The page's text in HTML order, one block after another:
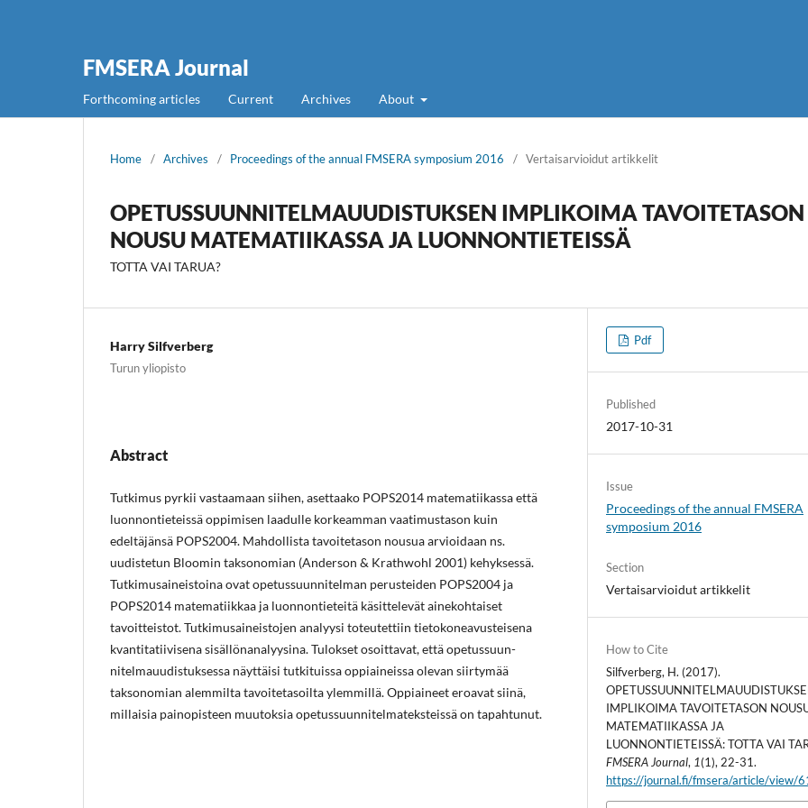
FMSERA Journal
Forthcoming articles Current Archives About
Home / Archives / Proceedings of the annual FMSERA symposium 2016 / Vertaisarvioidut artikkelit
OPETUSSUUNNITELMAUUDISTUKSEN IMPLIKOIMA TAVOITETASON
NOUSU MATEMATIIKASSA JA LUONNONTIETEISSÄ
TOTTA VAI TARUA?
Harry Silfverberg
Turun yliopisto
Abstract
Tutkimus pyrkii vastaamaan siihen, asettaako POPS2014 matematiikassa että
luonnontieteissä oppimisen laadulle korkeamman vaatimustason kuin
edeltäjänsä POPS2004. Mahdollista tavoitetason nousua arvioidaan ns.
uudistetun Bloomin taksonomian (Anderson & Krathwohl 2001) kehyksessä.
Tutkimusaineistoina ovat opetussuunnitelman perusteiden POPS2004 ja
POPS2014 matematiikkaa ja luonnontieteitä käsittelevät ainekohtaiset
tavoitteistot. Tutkimusaineistojen analyysi toteutettiin tietokoneavusteisena
kvantitatiivisena sisällönanalyysina. Tulokset osoittavat, että opetus­suun­
nitelmauudistuksessa näyttäisi tutkituissa oppiaineissa olevan siirtymää
taksonomian alemmilta tavoitetasoilta ylemmillä. Oppiaineet eroavat siinä,
millaisia painopisteen muutoksia opetus­suun­nitelmateksteissä on tapahtunut.
Pdf
Published
2017-10-31
Issue
Proceedings of the annual FMSERA
symposium 2016
Section
Vertaisarvioidut artikkelit
How to Cite
Silfverberg, H. (2017).
IMPLIKOIMA TAVOITETASON
MATEMATIIKASSA JA
LUONNONTIETEISSÄ: TOTTA VAI
FMSERA Journal, 1(1), 22-31.
https://journal.fi/fmsera/article/view/